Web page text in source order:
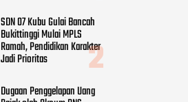
SDN 07 Kubu Gulai Bancah
Bukittinggi Mulai MPLS
Ramah, Pendidikan Karakter
Jadi Prioritas
Dugaan Penggelapan Uang